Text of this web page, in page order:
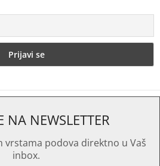
NA NEWSLETTER
vrstama podova direktno u Vaš
inbox.